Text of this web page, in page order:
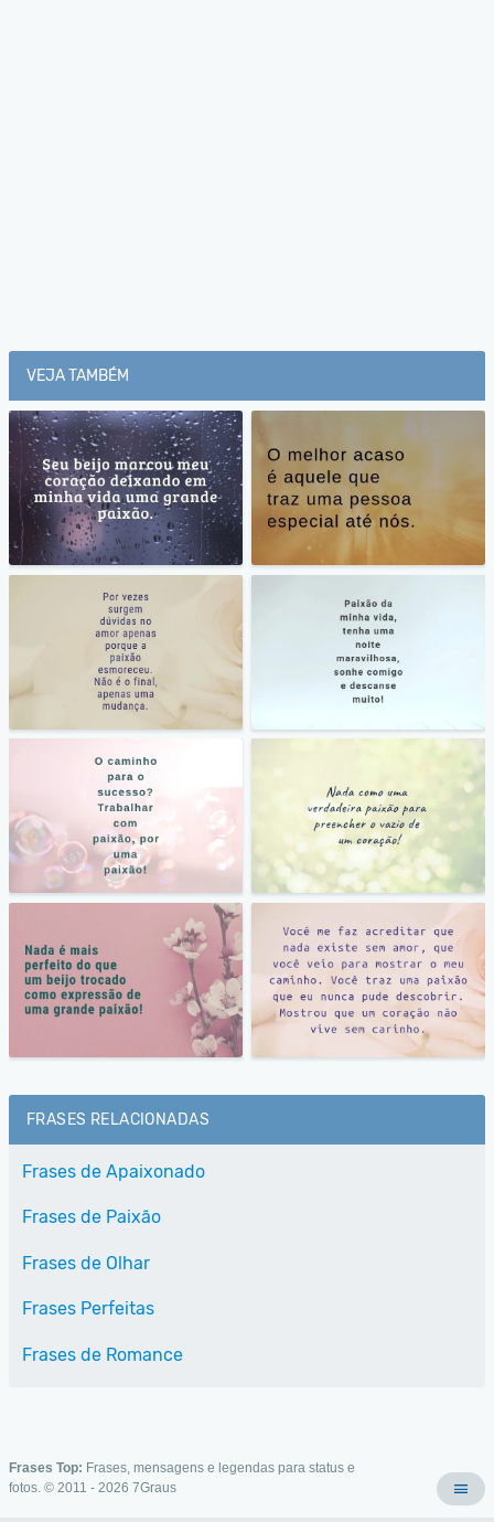
VEJA TAMBÉM
FRASES RELACIONADAS
Frases de Apaixonado
Frases de Paixão
Frases de Olhar
Frases Perfeitas
Frases de Romance
Frases Top: Frases, mensagens e legendas para status e
fotos. © 2011 - 2026 7Graus